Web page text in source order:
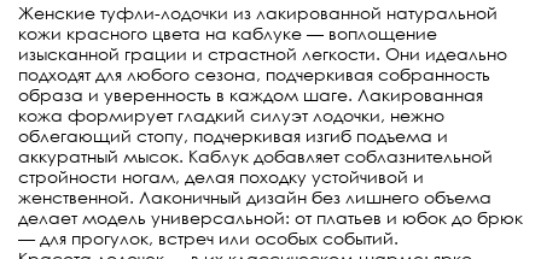
Женские туфли-лодочки из лакированной натуральной
кожи красного цвета на каблуке — воплощение
изысканной грации и страстной легкости. Они идеально
подходят для любого сезона, подчеркивая собранность
образа и уверенность в каждом шаге. Лакированная
кожа формирует гладкий силуэт лодочки, нежно
облегающий стопу, подчеркивая изгиб подъема и
аккуратный мысок. Каблук добавляет соблазнительной
стройности ногам, делая походку устойчивой и
женственной. Лаконичный дизайн без лишнего объема
делает модель универсальной: от платьев и юбок до брюк
— для прогулок, встреч или особых событий.